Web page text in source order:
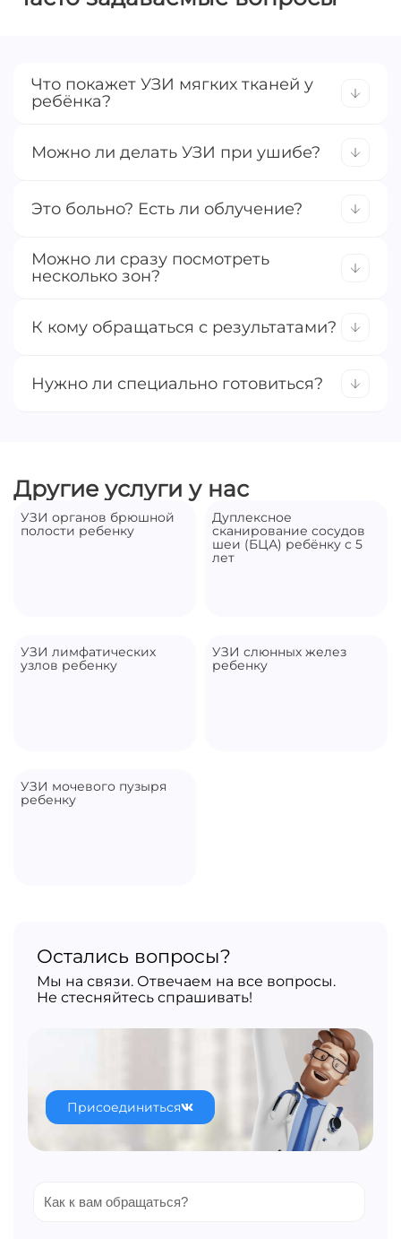
Что покажет УЗИ мягких тканей у
ребёнка?
инородные тела.
Можно ли делать УЗИ при ушибе?
повреждения.
Это больно? Есть ли облучение?
безопасно для всех возрастов.
Можно ли сразу посмотреть
несколько зон?
одной зоны. При необходимости врач
порекомендует расширить объём.
К кому обращаться с результатами?
терапевту, травматологу или онкологу. Врач
УЗИ напишет о рекомендации в протоколе
Нужно ли специально готовиться?
Другие услуги у нас
УЗИ органов брюшной
полости ребенку
Дуплексное
сканирование сосудов
шеи (БЦА) ребёнку с 5
лет
УЗИ лимфатических
узлов ребенку
УЗИ слюнных желез
ребенку
УЗИ мочевого пузыря
ребенку
Остались вопросы?
Мы на связи. Отвечаем на все вопросы.
Не стесняйтесь спрашивать!
Присоединиться